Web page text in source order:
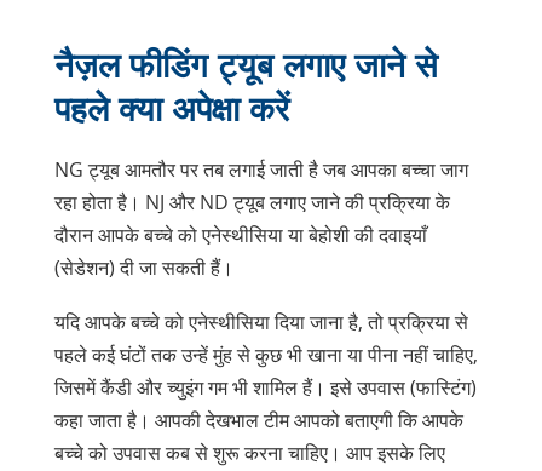
नैज़ल फीडिंग ट्यूब लगाए जाने से
पहले क्या अपेक्षा करें
NG ट्यूब आमतौर पर तब लगाई जाती है जब आपका बच्चा जाग
रहा होता है। NJ और ND ट्यूब लगाए जाने की प्रक्रिया के
दौरान आपके बच्चे को एनेस्थीसिया या बेहोशी की दवाइयाँ
(सेडेशन) दी जा सकती हैं।
यदि आपके बच्चे को एनेस्थीसिया दिया जाना है, तो प्रक्रिया से
पहले कई घंटों तक उन्हें मुंह से कुछ भी खाना या पीना नहीं चाहिए,
जिसमें कैंडी और च्युइंग गम भी शामिल हैं। इसे उपवास (फास्टिंग)
कहा जाता है। आपकी देखभाल टीम आपको बताएगी कि आपके
बच्चे को उपवास कब से शुरू करना चाहिए। आप इसके लिए